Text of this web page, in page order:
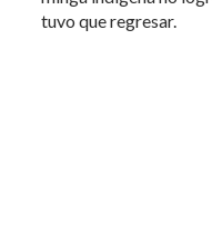
tuvo que regresar.